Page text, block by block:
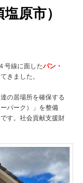
原市）
号線に面したパン・
きました。
の居場所を確保する
パーク）」を整備
す。社会貢献支援財